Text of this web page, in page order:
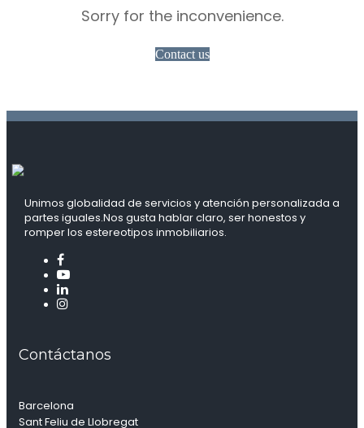
Sorry for the inconvenience.
Contact us
Unimos globalidad de servicios y atención personalizada a
partes iguales.Nos gusta hablar claro, ser honestos y
romper los estereotipos inmobiliarios.
Contáctanos
Barcelona
Sant Feliu de Llobregat